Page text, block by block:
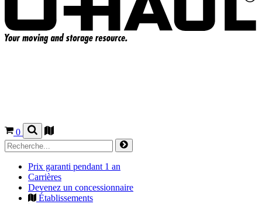
0
Prix garanti pendant 1 an
Carrières
Devenez un concessionnaire
Établissements